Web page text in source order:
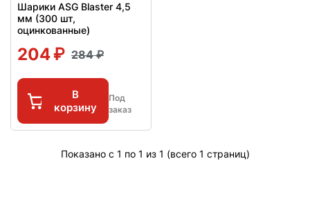
Шарики ASG Blaster 4,5
мм (300 шт,
оцинкованные)
204 284
В
корзину
Под
заказ
Показано с 1 по 1 из 1 (всего 1 страниц)